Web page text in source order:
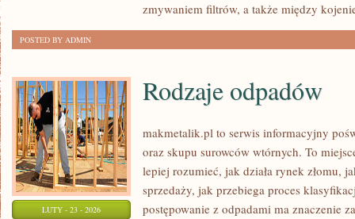
zmywaniem filtrów, a także między
POSTED BY ADMIN
LUTY - 23 - 2026
Rodzaje odpadów
makmetalik.pl to serwis informacyjny
oraz skupu surowców wtórnych. To
lepiej rozumieć, jak działa rynek złomu,
sprzedaży, jak przebiega proces
postępowanie z odpadami ma znaczenie